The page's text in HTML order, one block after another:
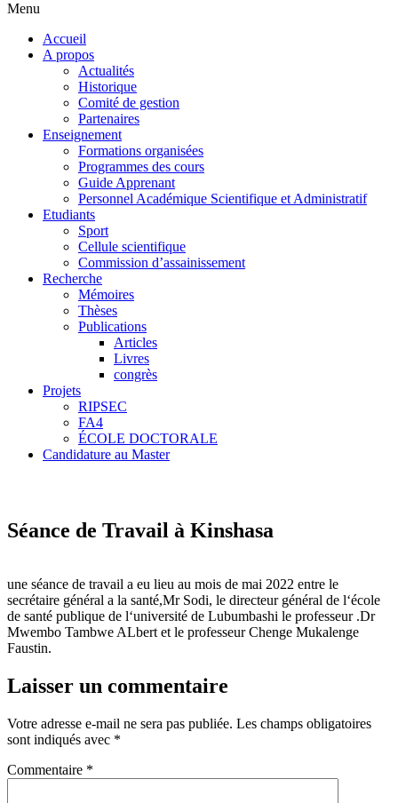
Menu
Accueil
A propos
Actualités
Historique
Comité de gestion
Partenaires
Enseignement
Formations organisées
Programmes des cours
Guide Apprenant
Personnel Académique Scientifique et Administratif
Etudiants
Sport
Cellule scientifique
Commission d’assainissement
Recherche
Mémoires
Thèses
Publications
Articles
Livres
congrès
Projets
RIPSEC
FA4
ÉCOLE DOCTORALE
Candidature au Master
Séance de Travail à Kinshasa
une séance de travail a eu lieu au mois de mai 2022 entre le
secrétaire général a la santé,Mr Sodi, le directeur général de l‘école
de santé publique de l‘université de Lubumbashi le professeur.Dr
Mwembo Tambwe ALbert et le professeur Chenge Mukalenge
Faustin.
Laisser un commentaire
Votre adresse e-mail ne sera pas publiée. Les champs obligatoires
sont indiqués avec *
Commentaire *